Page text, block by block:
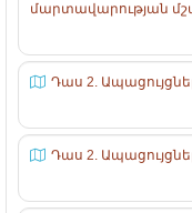
մարտավարության
Դաս 2.
Դաս 2.